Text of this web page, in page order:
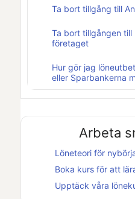
Ta bort tillgång till
Ta bort tillgången till
företaget
Hur gör jag
eller Sparbankerna
Arbeta
Löneteori för
Boka kurs för att
Upptäck våra